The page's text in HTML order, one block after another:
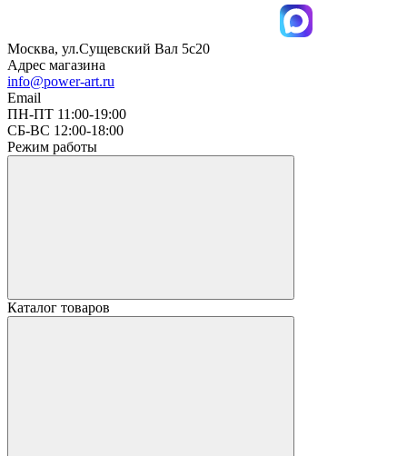
Москва, ул.Сущевский Вал 5с20
Адрес магазина
info@power-art.ru
Email
ПН-ПТ 11:00-19:00
СБ-ВС 12:00-18:00
Режим работы
Каталог товаров